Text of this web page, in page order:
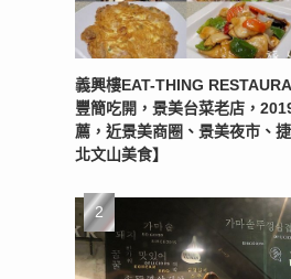
義興樓EAT-THING
豐簡吃開，景美台菜老店，
薦，近景美商圈、景美夜市、
北文山美食】